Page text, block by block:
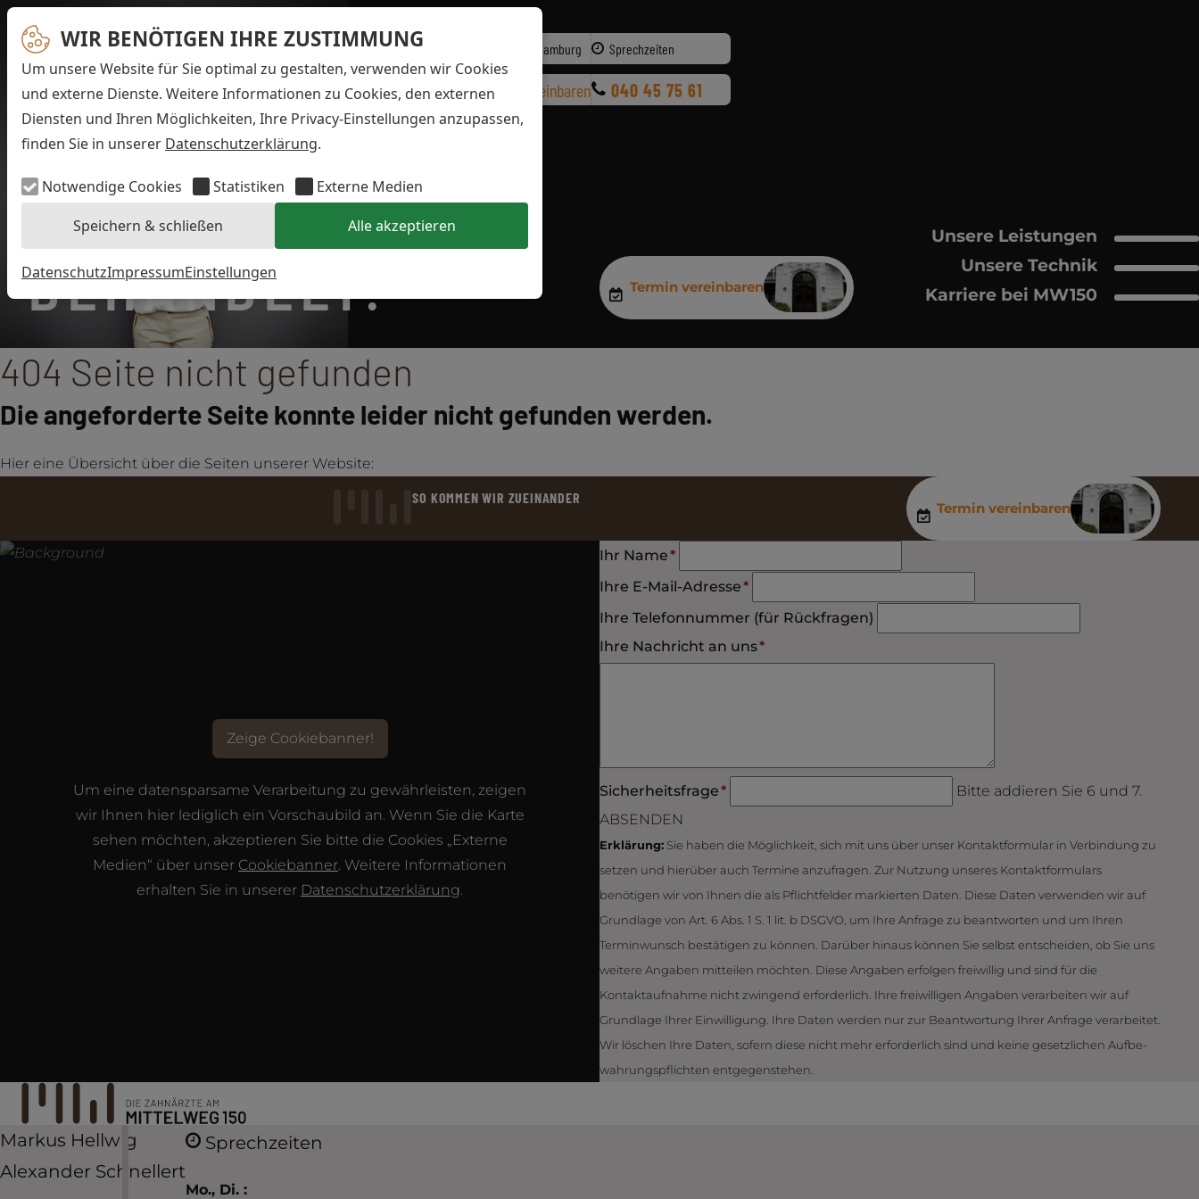
WIR BENÖTIGEN IHRE ZUSTIMMUNG
Um unsere Website für Sie optimal zu gestalten, verwenden wir Cookies
und externe Dienste. Weitere Informationen zu Cookies, den externen
Diensten und Ihren Möglichkeiten, Ihre Privacy-Einstellungen anzupassen,
finden Sie in unserer Datenschutzerklärung.
Notwendige Cookies Statistiken
Externe Medien
Speichern & schließen
Alle akzeptieren
DatenschutzImpressumEinstellungen
MENÜ
Mittelweg 150, Hamburg Sprechzeiten
Termin vereinbaren 040 45 75 61
Wir freuen uns auf Sie.
HIER WIRD
HAMBURG GUT
BEHANDELT.
Termin vereinbaren
Unsere Leistungen
Unsere Technik
Karriere bei MW150
404 Seite nicht gefunden
Die angeforderte Seite konnte leider nicht gefunden werden.
Hier eine Übersicht über die Seiten unserer Website:
SO KOMMEN WIR ZUEINANDER
Termin vereinbaren
Zeige Cookiebanner!
Um eine datensparsame Verarbeitung zu gewährleisten, zeigen
wir Ihnen hier lediglich ein Vorschaubild an. Wenn Sie die Karte
sehen möchten, akzeptieren Sie bitte die Cookies „Externe
Medien“ über unser Cookiebanner . Weitere Informationen
erhalten Sie in unserer Datenschutzerklärung
Pflichtfeld
Ihr Name*
Pflichtfeld
Ihre E-Mail-Adresse*
Ihre Telefonnummer (für Rückfragen)
Pflichtfeld
Ihre Nachricht an uns*
Pflichtfeld
Sicherheitsfrage*
Bitte addieren Sie 6 und 7.
ABSENDEN
Erklärung: Sie haben die Möglichkeit, sich mit uns über unser Kontakt­formular in Verbindung zu
setzen und hierüber auch Termine anzufragen. Zur Nutzung unseres Kontakt­formulars
benötigen wir von Ihnen die als Pflichtfelder markierten Daten. Diese Daten verwenden wir auf
Grundlage von Art. 6 Abs. 1 S. 1 lit. b DSGVO, um Ihre Anfrage zu beantworten und um Ihren
Termin­wunsch bestätigen zu können. Darüber hinaus können Sie selbst entscheiden, ob Sie uns
weitere Angaben mitteilen möchten. Diese Angaben erfolgen freiwillig und sind für die
Kontaktaufnahme nicht zwingend erforderlich. Ihre freiwilligen Angaben verarbeiten wir auf
Grundlage Ihrer Einwilligung. Ihre Daten werden nur zur Beantwortung Ihrer Anfrage verarbeitet.
Wir löschen Ihre Daten, sofern diese nicht mehr erforderlich sind und keine gesetzlichen Auf­be­
wahrungs­pflichten entgegenstehen.
Markus Hellwig
Alexander Schnellert
Sprechzeiten
Mo., Di. :